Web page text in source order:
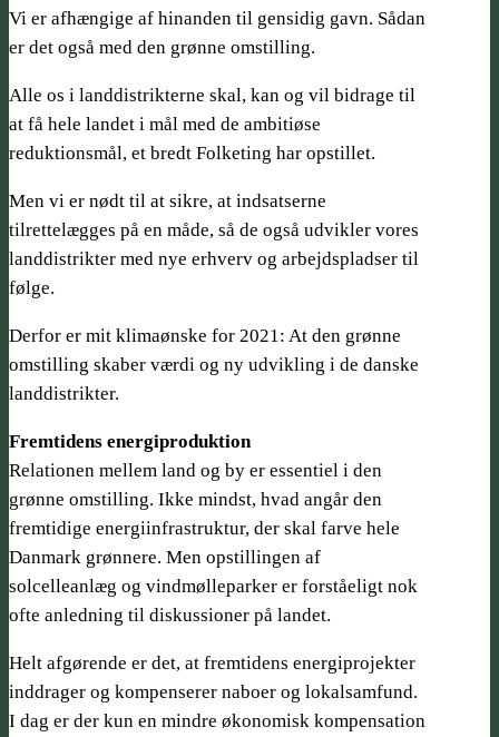
Vi er afhængige af hinanden til gensidig gavn. Sådan
er det også med den grønne omstilling.
Alle os i landdistrikterne skal, kan og vil bidrage til
at få hele landet i mål med de ambitiøse
reduktionsmål, et bredt Folketing har opstillet.
Men vi er nødt til at sikre, at indsatserne
tilrettelægges på en måde, så de også udvikler vores
landdistrikter med nye erhverv og arbejdspladser til
følge.
Derfor er mit klimaønske for 2021: At den grønne
omstilling skaber værdi og ny udvikling i de danske
landdistrikter.
Fremtidens energiproduktion
Relationen mellem land og by er essentiel i den
grønne omstilling. Ikke mindst, hvad angår den
fremtidige energiinfrastruktur, der skal farve hele
Danmark grønnere. Men opstillingen af
solcelleanlæg og vindmølleparker er forståeligt nok
ofte anledning til diskussioner på landet.
Helt afgørende er det, at fremtidens energiprojekter
inddrager og kompenserer naboer og lokalsamfund.
I dag er der kun en mindre økonomisk kompensation